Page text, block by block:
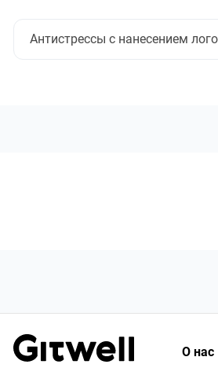
Антистрессы с нанесением
О нас